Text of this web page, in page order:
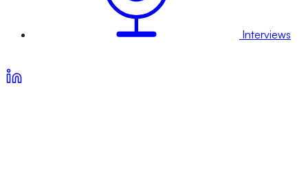
Interviews